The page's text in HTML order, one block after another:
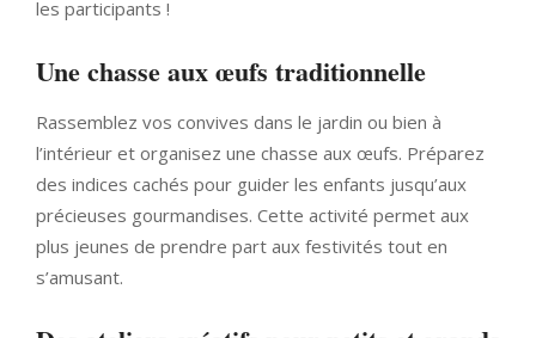
les participants !
Une chasse aux œufs traditionnelle
Rassemblez vos convives dans le jardin ou bien à
l’intérieur et organisez une chasse aux œufs. Préparez
des indices cachés pour guider les enfants jusqu’aux
précieuses gourmandises. Cette activité permet aux
plus jeunes de prendre part aux festivités tout en
s’amusant.